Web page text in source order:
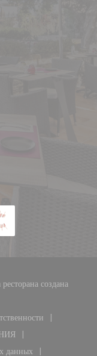
создана
в новом окне))
в новом окне))
в новом окне))
данных